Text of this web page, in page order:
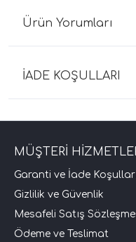
Ürün Yorumları
İADE KOŞULLARI
MÜŞTERİ
Garanti ve İade
Gizlilik ve Güvenlik
Mesafeli Satış
Ödeme ve Teslimat